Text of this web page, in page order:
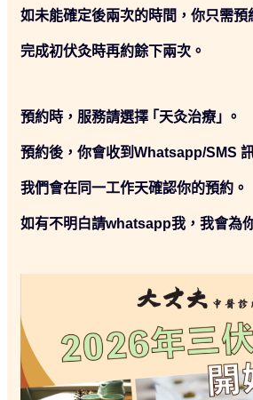
如未能確定後兩次的時間，你只需預
完成初伏灸時再約餘下兩次。
預約時，服務請選擇 ｢天灸治療｣ 。
預約後，你會收到Whatsapp/SMS
我們會在同⼀⼯作天確認你的預約。
如有不明白請whatsapp我，我會為